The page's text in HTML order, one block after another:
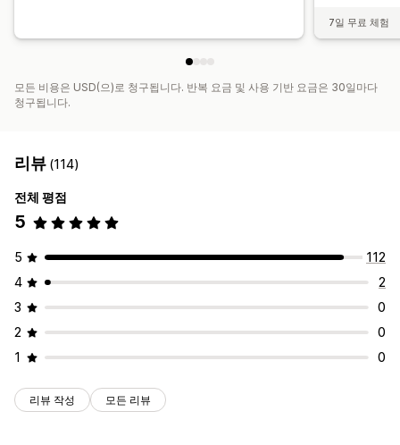
7일 무료 체험
모든 비용은 USD(으)로 청구됩니다. 반복 요금 및 사용 기반 요금은 30일마다
청구됩니다.
리뷰 (114)
전체 평점
5
5
112
4
2
3
0
2
0
1
0
리뷰 작성 모든 리뷰